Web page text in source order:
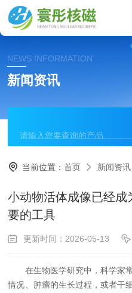
NEWS INFORMATION
新闻资讯
当前位置：首页 新闻资讯
小动物活体成像已经
要的工具
更新时间：2026-05-13
在生物医学研究中，科学家常
情况、肿瘤的生长过程，或者干